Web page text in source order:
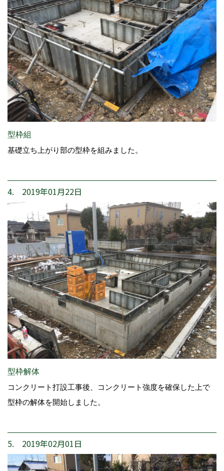
型枠組
基礎立ち上がり部の型枠を組みました。
4. 2019年01月22日
型枠解体
コンクリート打設工事後、コンクリート強度を確保した上で
型枠の解体を開始しました。
5. 2019年02月01日